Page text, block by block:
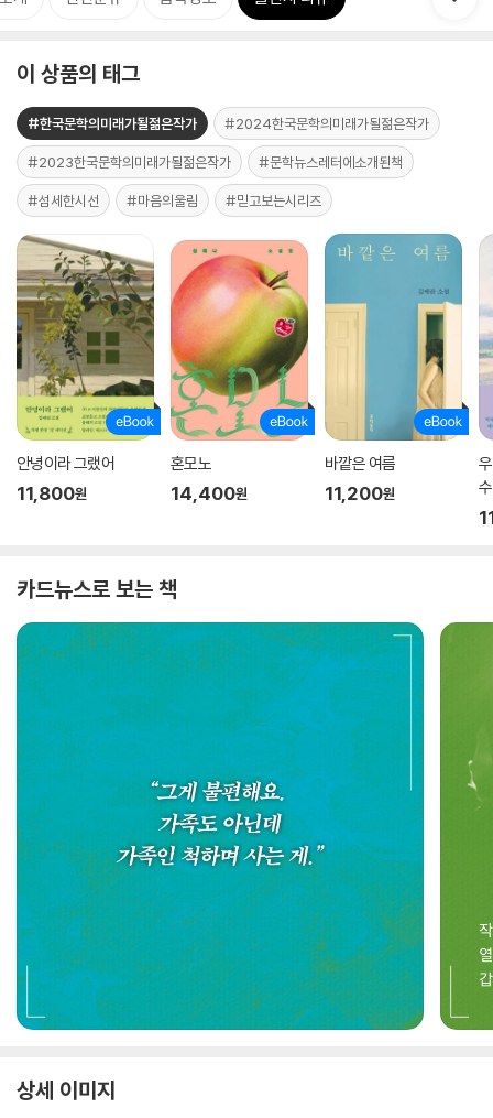
이 상품의 태그
#한국문학의미래가될젊은작가 #2024한국문학의미래가될젊은작가
#2023한국문학의미래가될젊은작가 #문학뉴스레터에소개된책
#섬세한시선 #마음의울림 #믿고보는시리즈
안녕이라 그랬어
11,800원
혼모노
14,400원
바깥은 여름
11,200원
카드뉴스로 보는 책
상세 이미지